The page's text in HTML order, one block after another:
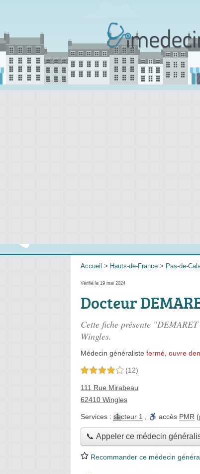
Accueil > Hauts-de-France > Pas-de-
Vérifié le 19 mai 2024
Docteur
Cette fiche présente
Wingles.
Médecin généraliste fermé, ouvre
4,0 étoiles sur 5 (12)
111 Rue Mirabeau
62410 Wingles
Services : secteur 1 accès PMR
📞 Appeler ce médecin
Recommander ce médecin